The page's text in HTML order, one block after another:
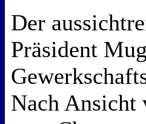
Der
Präsident
Nach Ansicht